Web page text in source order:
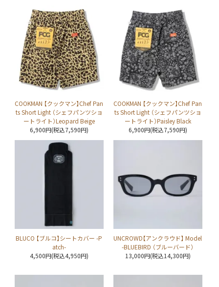
COOKMAN 【クックマン】Chef Pan
ts Short Light （シェフパンツショ
ートライト）Leopard Beige
6,900円(税込7,590円)
COOKMAN 【クックマン】Chef Pan
ts Short Light （シェフパンツショ
ートライト）Paisley Black
6,900円(税込7,590円)
BLUCO 【ブルコ】シートカバー -P
atch-
4,500円(税込4,950円)
UNCROWD【アンクラウド】 Model
-BLUEBIRD （ブルーバード）
13,000円(税込14,300円)